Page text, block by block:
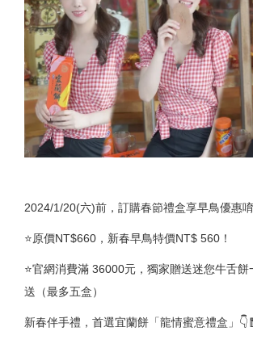
2024/1/20(六)前，訂購春節禮盒享早鳥優惠唷
⭐️原價NT$660，新春早鳥特價NT$ 560！
⭐️官網消費滿 36000元，獨家贈送迷您牛舌
送（最多五盒）
新春伴手禮，首選宜蘭餅「龍情蜜意禮盒」